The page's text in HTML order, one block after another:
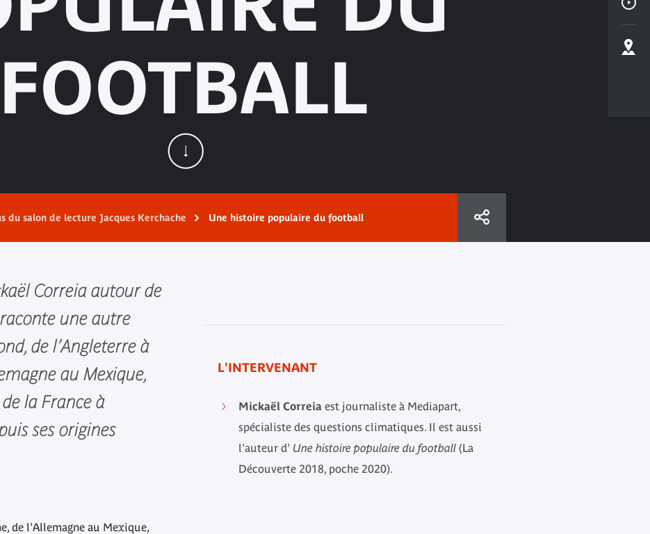
FOOTBALL
du salon de lecture Jacques Kerchache Une histoire populaire du football
Correia autour de
une autre
de l’Angleterre à
au Mexique,
de la France à
ses origines
de l'Allemagne au Mexique,
L'INTERVENANT
Mickaël Correia est journaliste à Mediapart,
spécialiste des questions climatiques. Il est aussi
l'auteur d' Une histoire populaire du football (La
Découverte 2018, poche 2020).